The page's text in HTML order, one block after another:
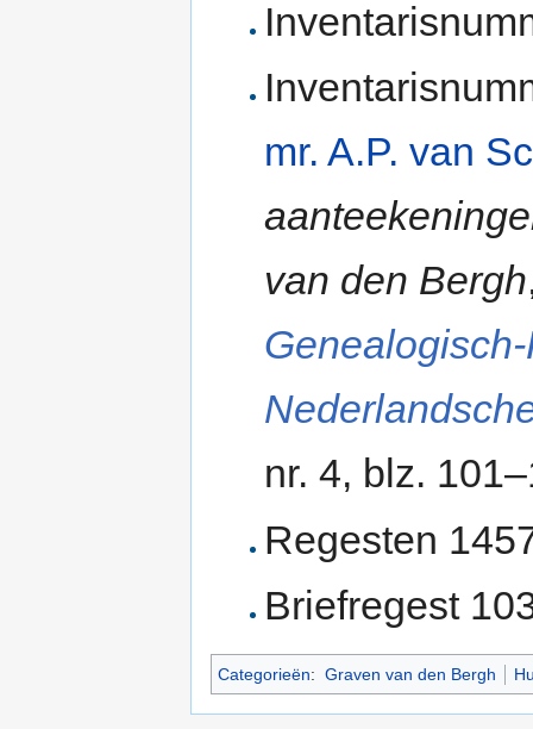
mr. A.P. van
van den Bergh
nr. 4, blz.
Regesten
Briefregest
Categorieën: Graven van den Bergh